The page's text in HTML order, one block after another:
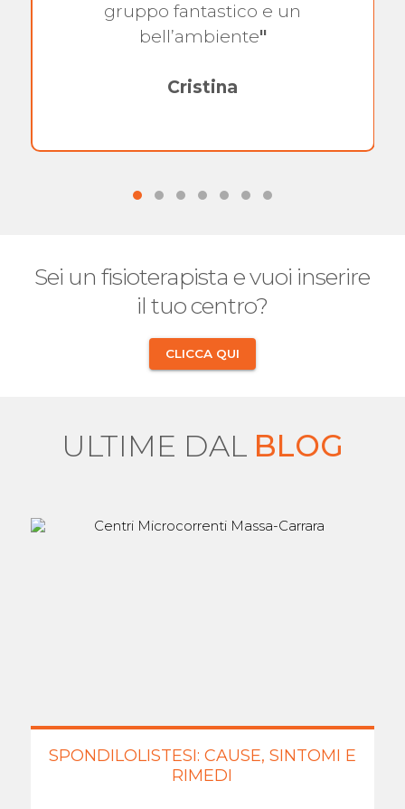
gruppo fantastico e un
bell’ambiente"
Cristina
Sei un fisioterapista e vuoi inserire
il tuo centro?
CLICCA QUI
ULTIME DAL BLOG
SPONDILOLISTESI: CAUSE, SINTOMI E
RIMEDI